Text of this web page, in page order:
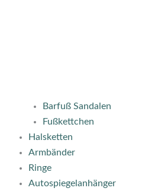
Barfuß Sandalen
Fußkettchen
Halsketten
Armbänder
Ringe
Autospiegelanhänger